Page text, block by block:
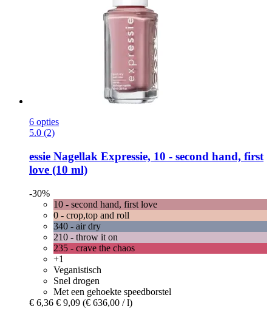
6 opties
5.0 (2)
essie Nagellak Expressie, 10 -​ second hand, first
love (10 ml)
-30%
10 - second hand, first love
0 - crop,top and roll
340 - air dry
210 - throw it on
235 - crave the chaos
+1
Veganistisch
Snel drogen
Met een gehoekte speedborstel
€ 6,36 € 9,09 (€ 636,00 / l)